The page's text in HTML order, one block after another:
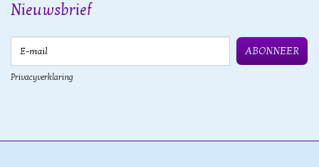
Nieuwsbrief
ABONNEER
Privacyverklaring